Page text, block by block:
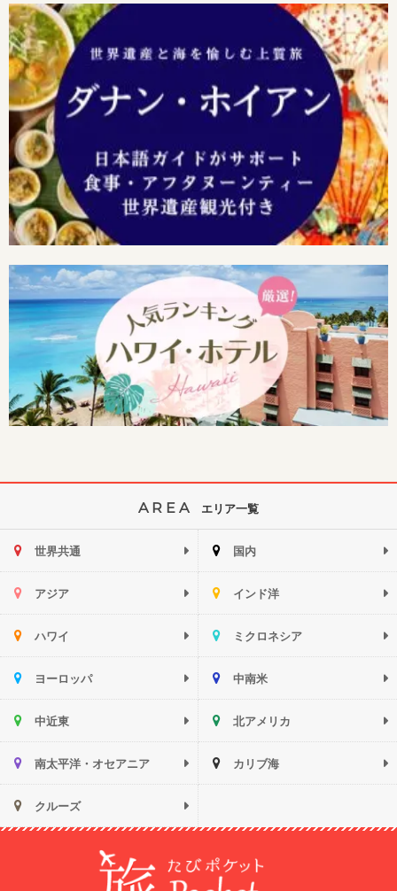
AREA エリア一覧
世界共通 国内
アジア インド洋
ハワイ ミクロネシア
ヨーロッパ 中南米
中近東 北アメリカ
南太平洋・オセアニア カリブ海
クルーズ